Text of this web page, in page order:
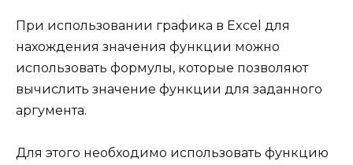
При использовании графика в Excel для
нахождения значения функции можно
использовать формулы, которые позволяют
вычислить значение функции для заданного
аргумента.
Для этого необходимо использовать функцию